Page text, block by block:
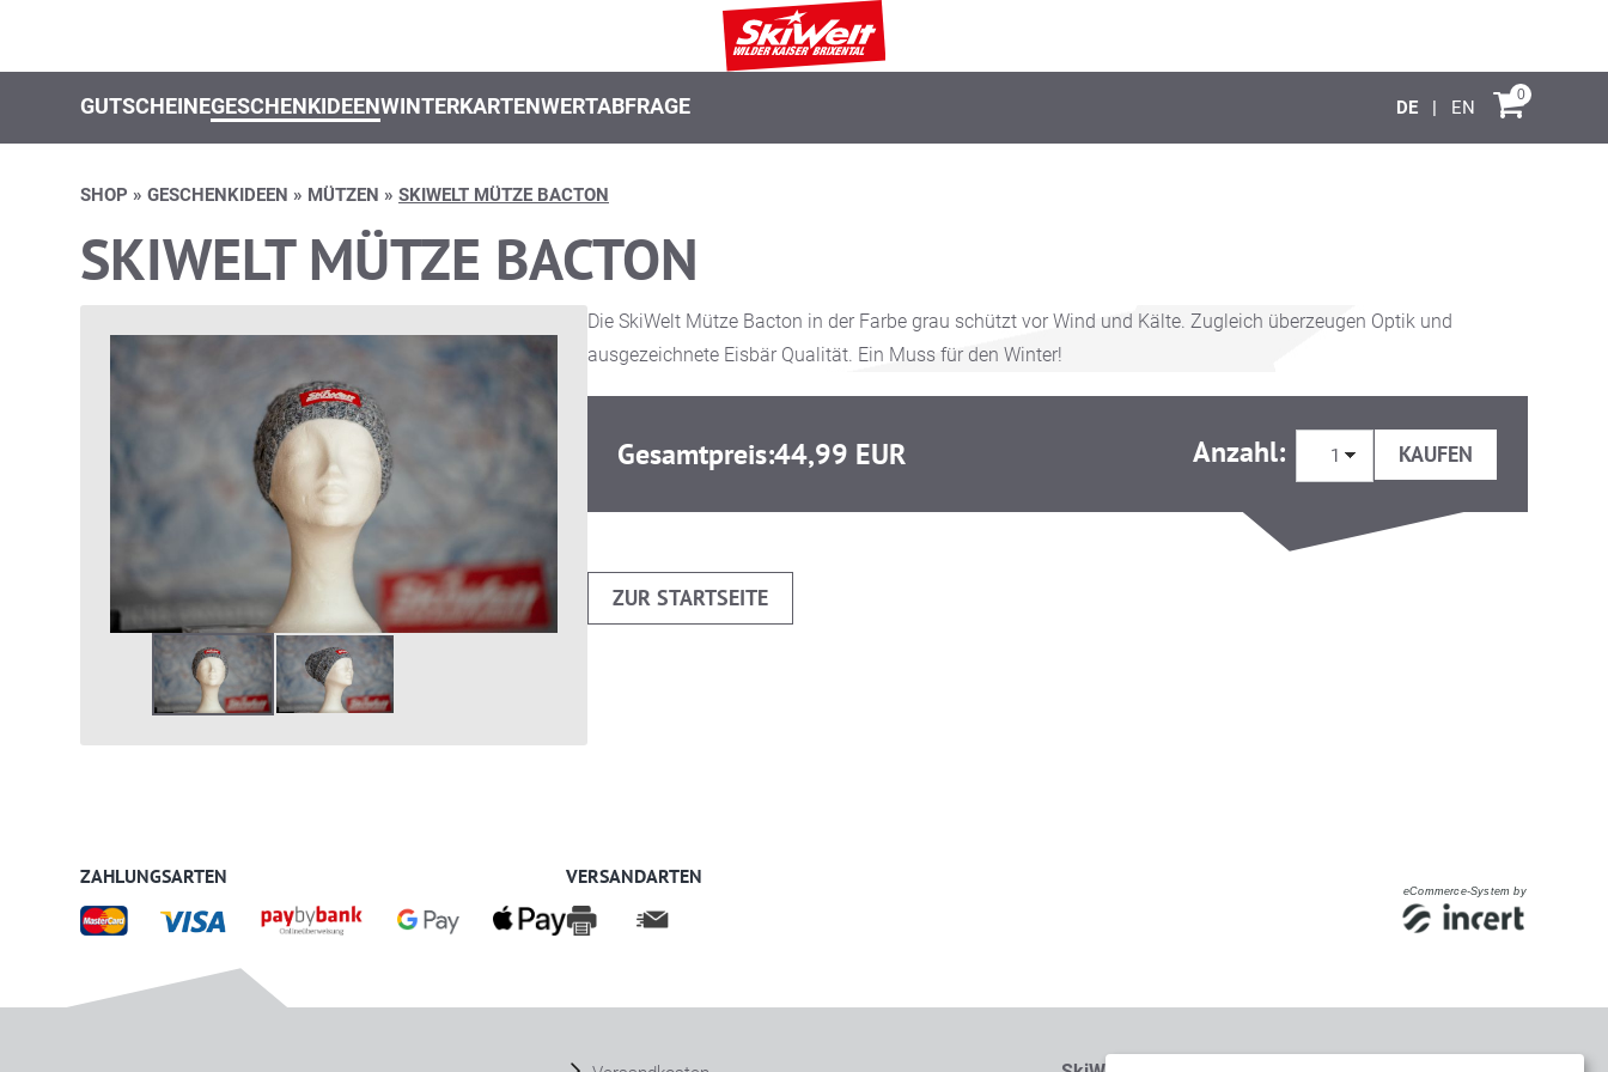
GUTSCHEINEGESCHENKIDEENWINTERKARTENWERTABFRAGE DE EN
0
SHOP » GESCHENKIDEEN » MÜTZEN » SKIWELT MÜTZE BACTON
SKIWELT MÜTZE BACTON
Die SkiWelt Mütze Bacton in der Farbe grau schützt vor Wind und Kälte. Zugleich überzeugen Optik und
ausgezeichnete Eisbär Qualität. Ein Muss für den Winter!
Gesamtpreis:44,99 EUR Anzahl:
ZUR STARTSEITE
ZAHLUNGSARTEN VERSANDARTEN
eCommerce-System by